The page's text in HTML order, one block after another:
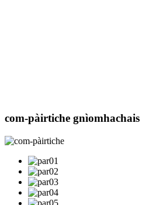
com-pàirtiche gnìomhachais